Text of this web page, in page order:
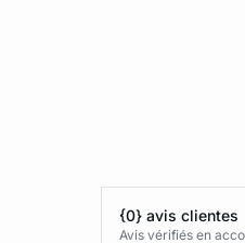
{0} avis clientes
Avis vérifiés en